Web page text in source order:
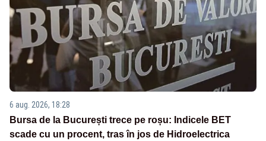
6 aug. 2026, 18:28
Bursa de la București trece pe roșu: Indicele BET
scade cu un procent, tras în jos de Hidroelectrica